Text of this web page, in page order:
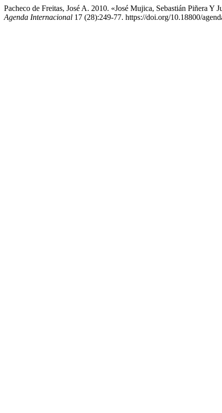
Pacheco de Freitas, José A. 2010. «José Mujica, Sebastián Piñera
Agenda Internacional 17 (28):249-77. https://doi.org/10.18800/